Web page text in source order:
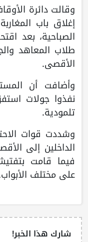
وقالت دائرة
إغلاق باب
طلاب المعاهد
الأقصى.
وأضافت أن
نفذوا جولات
تلمودية.
وشددت قوات
الداخلين إلى
فيما قامت
على مختلف
شارك هذا الخبر!